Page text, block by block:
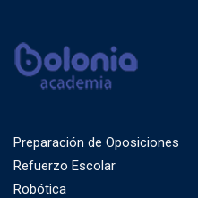
Preparación de Oposiciones
Refuerzo Escolar
Robótica